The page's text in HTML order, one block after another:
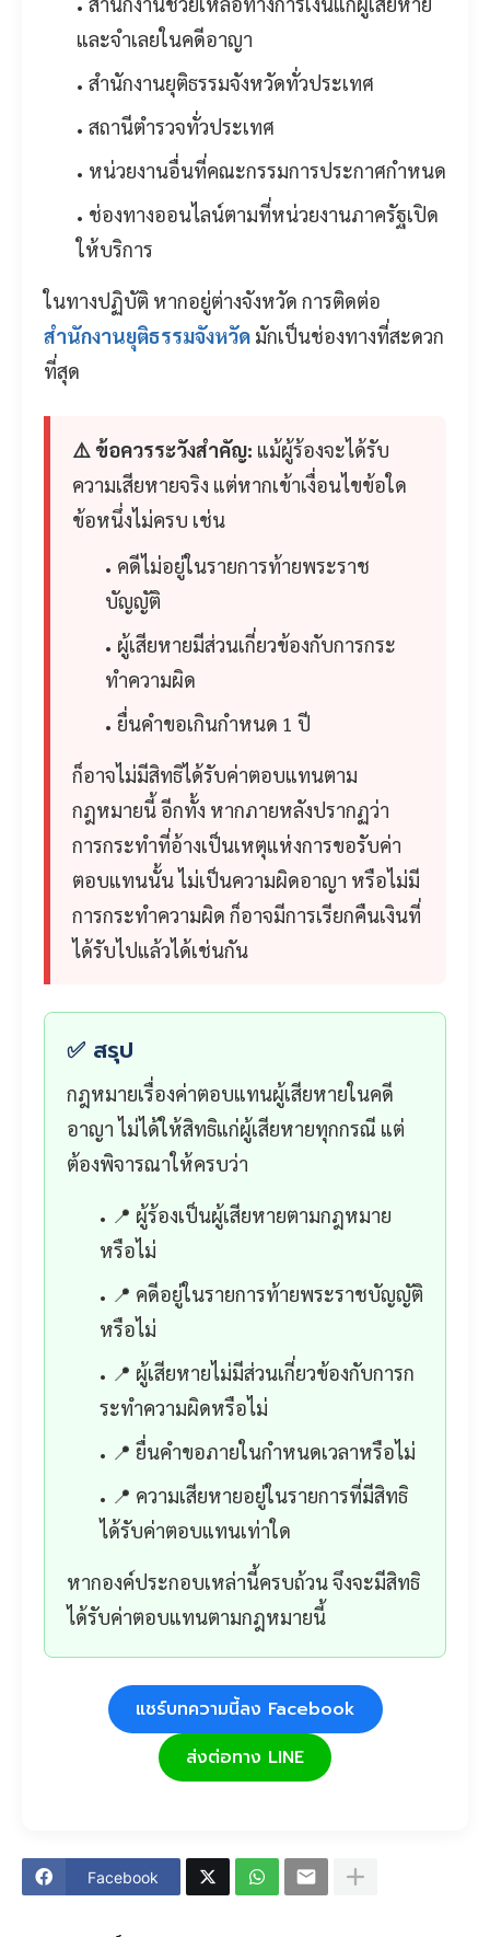
และจำเลยในคดีอาญา
สำนักงานยุติธรรมจังหวัดทั่วประเทศ
สถานีตำรวจทั่วประเทศ
หน่วยงานอื่นที่คณะกรรมการประกาศกำหนด
ช่องทางออนไลน์ตามที่หน่วยงานภาครัฐเปิด
ให้บริการ
ในทางปฏิบัติ หากอยู่ต่างจังหวัด การติดต่อ
สำนักงานยุติธรรมจังหวัด มักเป็นช่องทางที่สะดวก
ที่สุด
⚠️ ข้อควรระวังสำคัญ: แม้ผู้ร้องจะได้รับ
ความเสียหายจริง แต่หากเข้าเงื่อนไขข้อใด
ข้อหนึ่งไม่ครบ เช่น
คดีไม่อยู่ในรายการท้ายพระราช
บัญญัติ
ผู้เสียหายมีส่วนเกี่ยวข้องกับการกระ
ทำความผิด
ยื่นคำขอเกินกำหนด 1 ปี
ก็อาจไม่มีสิทธิได้รับค่าตอบแทนตาม
กฎหมายนี้ อีกทั้ง หากภายหลังปรากฏว่า
การกระทำที่อ้างเป็นเหตุแห่งการขอรับค่า
ตอบแทนนั้น ไม่เป็นความผิดอาญา หรือไม่มี
การกระทำความผิด ก็อาจมีการเรียกคืนเงินที่
ได้รับไปแล้วได้เช่นกัน
✅ สรุป
กฎหมายเรื่องค่าตอบแทนผู้เสียหายในคดี
อาญา ไม่ได้ให้สิทธิแก่ผู้เสียหายทุกกรณี แต่
ต้องพิจารณาให้ครบว่า
📍 ผู้ร้องเป็นผู้เสียหายตามกฎหมาย
หรือไม่
📍 คดีอยู่ในรายการท้ายพระราชบัญญัติ
หรือไม่
📍 ผู้เสียหายไม่มีส่วนเกี่ยวข้องกับการก
ระทำความผิดหรือไม่
📍 ยื่นคำขอภายในกำหนดเวลาหรือไม่
📍 ความเสียหายอยู่ในรายการที่มีสิทธิ
ได้รับค่าตอบแทนเท่าใด
หากองค์ประกอบเหล่านี้ครบถ้วน จึงจะมีสิทธิ
ได้รับค่าตอบแทนตามกฎหมายนี้
แชร์บทความนี้ลง Facebook
ส่งต่อทาง LINE
Facebook